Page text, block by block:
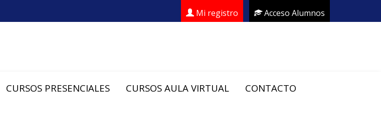
Acceso Alumnos
Mi registro
CURSOS PRESENCIALES CURSOS AULA VIRTUAL CONTACTO